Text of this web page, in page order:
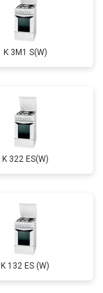
K 3M1 S(W)
K 322 ES(W)
K 132 ES (W)